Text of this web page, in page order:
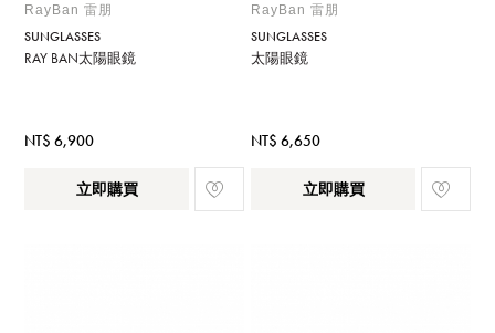
RayBan 雷朋
SUNGLASSES
RAY BAN太陽眼鏡
NT$ 6,900
立即購買
RayBan 雷朋
SUNGLASSES
太陽眼鏡
NT$ 6,650
立即購買